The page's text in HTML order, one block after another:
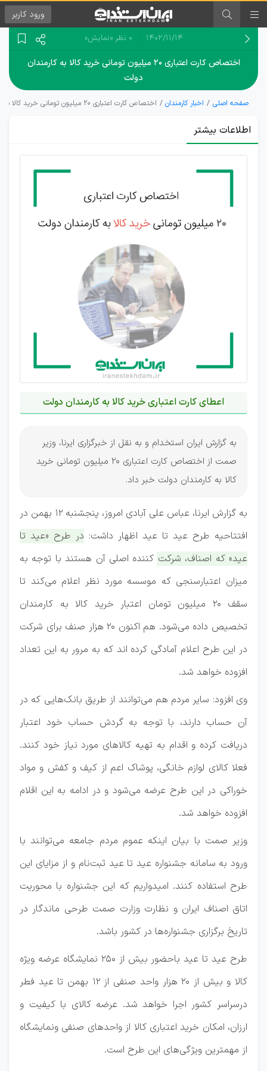
ورود کاربر
۱۴۰۲/۱۱/۱۴ 0 نظر «نمایش»
اختصاص کارت اعتباری ۲۰ میلیون تومانی خرید کالا به کارمندان
دولت
صفحه اصلی اخبار کارمندان اختصاص کارت اعتباری ۲۰ میلیون تومانی خرید کالا به کارمندان دولت
اطلاعات بیشتر
اعطای کارت اعتباری خرید کالا به کارمندان دولت
به گزارش ایران استخدام و به نقل از خبرگزاری ایرنا، وزیر
صمت از اختصاص کارت اعتباری 20 میلیون تومانی خرید
کالا به کارمندان دولت خبر داد.
به گزارش ایرنا، عباس علی آبادی امروز، پنجشنبه ۱۲ بهمن در
افتتاحیه طرح عید تا عید اظهار داشت: در طرح «عید تا
عید» که اصناف، شرکت کننده اصلی آن هستند با توجه به
میزان اعتبارسنجی که موسسه مورد نظر اعلام می‌کند تا
سقف ۲۰ میلیون تومان اعتبار خرید کالا به کارمندان
تخصیص داده می‌شود.
هم اکنون ۲۰ هزار صنف برای شرکت
در این طرح اعلام آمادگی کرده اند که به مرور به این تعداد
افزوده خواهد شد.
وی افزود: سایر مردم هم می‌توانند از طریق بانک‌هایی که در
آن حساب دارند، با توجه به گردش حساب خود اعتبار
دریافت کرده و اقدام به تهیه کالاهای مورد نیاز خود کنند.
فعلا کالای لوازم خانگی، پوشاک اعم از کیف و کفش و مواد
خوراکی در این طرح عرضه می‌شود و در ادامه به این اقلام
افزوده خواهد شد.
وزیر صمت با بیان اینکه عموم مردم جامعه می‌توانند با
ورود به سامانه جشنواره عید تا عید ثبت‌نام و از مزایای این
طرح استفاده کنند. امیدواریم که این جشنواره با محوریت
اتاق اصناف ایران و نظارت وزارت صمت طرحی ماندگار در
تاریخ برگزاری جشنواره‌ها در کشور باشد.
طرح عید تا عید باحضور بیش از ۲۵۰ نمایشگاه عرضه ویژه
کالا و بیش از ۲۰ هزار واحد صنفی از ۱۲ بهمن تا عید فطر
درسراسر کشور اجرا خواهد شد. عرضه کالای با کیفیت و
ارزان، امکان خرید اعتباری کالا از واحدهای صنفی ونمایشگاه
از مهمترین ویژگی‌های این طرح است.